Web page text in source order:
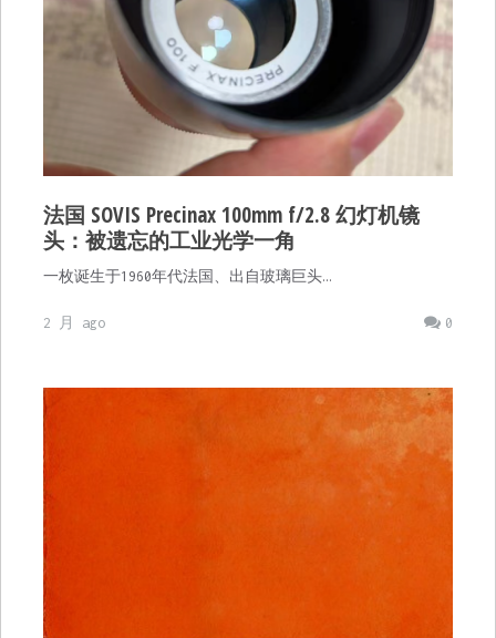
法国 SOVIS Precinax 100mm f/2.8 幻灯机镜
头：被遗忘的工业光学一角
一枚诞生于1960年代法国、出自玻璃巨头…
0
2 月 ago